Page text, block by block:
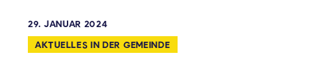
29. JANUAR 2024
AKTUELLES IN DER GEMEINDE